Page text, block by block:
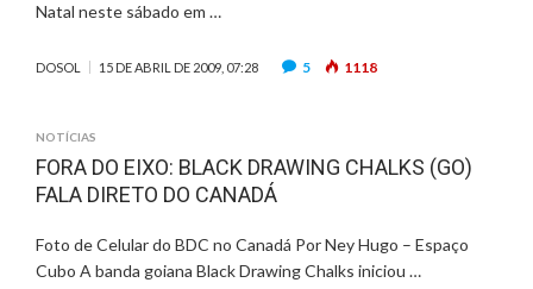
Natal neste sábado em …
DOSOL 15 DE ABRIL DE 2009, 07:28 5 1118
NOTÍCIAS
FORA DO EIXO: BLACK DRAWING CHALKS (GO)
FALA DIRETO DO CANADÁ
Foto de Celular do BDC no Canadá Por Ney Hugo – Espaço
Cubo A banda goiana Black Drawing Chalks iniciou …